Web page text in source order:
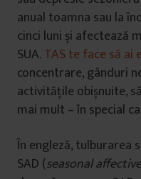
anual toamna sau la
cinci luni și afectează
SUA.TAS te face să ai
concentrare, gânduri
activitățile obișnuite,
mai mult – în special
În engleză, tulburarea
SAD (seasonal